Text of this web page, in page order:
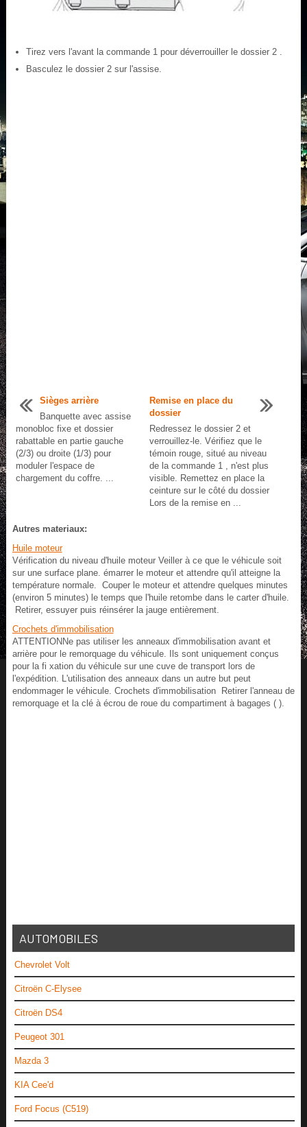
Tirez vers l'avant la commande 1 pour déverrouiller le dossier 2 .
Basculez le dossier 2 sur l'assise.
Sièges arrière
Banquette avec assise
monobloc fixe et dossier
rabattable en partie gauche
(2/3) ou droite (1/3) pour
moduler l'espace de
chargement du coffre. ...
Remise en place du
dossier
Redressez le dossier 2 et
verrouillez-le. Vérifiez que le
témoin rouge, situé au niveau
de la commande 1 , n'est plus
visible. Remettez en place la
ceinture sur le côté du dossier
Lors de la remise en ...
Autres materiaux:
Huile moteur
Vérification du niveau d'huile moteur Veiller à ce que le véhicule soit
sur une surface plane. émarrer le moteur et attendre qu'il atteigne la
température normale. Couper le moteur et attendre quelques minutes
(environ 5 minutes) le temps que l'huile retombe dans le carter d'huile.
Retirer, essuyer puis réinsérer la jauge entièrement.
Crochets d'immobilisation
ATTENTIONNe pas utiliser les anneaux d'immobilisation avant et
arrière pour le remorquage du véhicule. Ils sont uniquement conçus
pour la fi xation du véhicule sur une cuve de transport lors de
l'expédition. L'utilisation des anneaux dans un autre but peut
endommager le véhicule. Crochets d'immobilisation Retirer l'anneau de
remorquage et la clé à écrou de roue du compartiment à bagages ( ).
AUTOMOBILES
Chevrolet Volt
Citroën C-Elysee
Citroën DS4
Peugeot 301
Mazda 3
KIA Cee'd
Ford Focus (C519)